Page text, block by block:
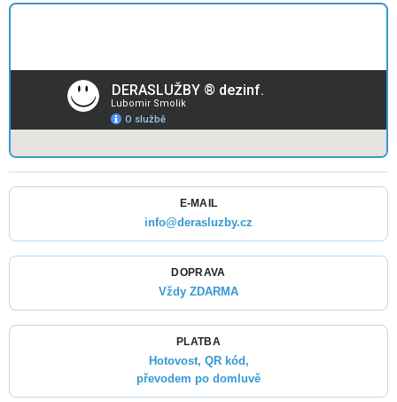
E-MAIL
info@derasluzby.cz
DOPRAVA
Vždy ZDARMA
PLATBA
Hotovost, QR kód,
převodem po domluvě